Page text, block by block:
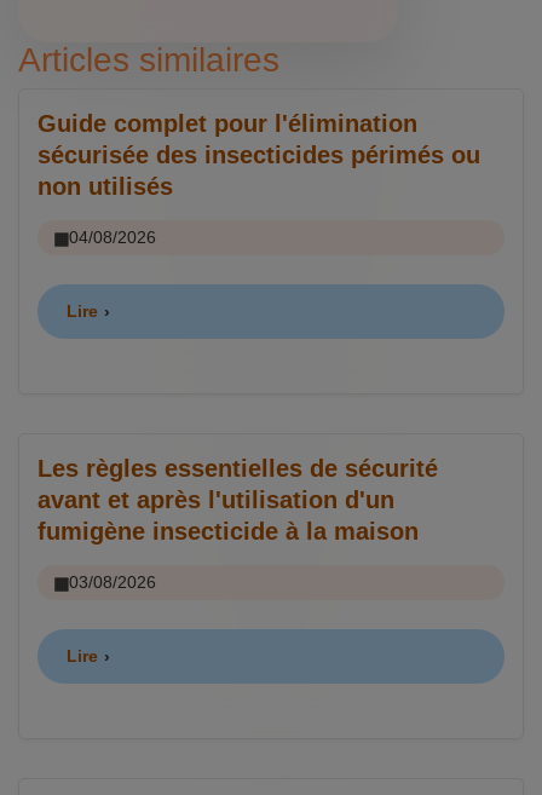
Articles similaires
Guide complet pour l'élimination
sécurisée des insecticides périmés ou
non utilisés
04/08/2026
Lire
Les règles essentielles de sécurité
avant et après l'utilisation d'un
fumigène insecticide à la maison
03/08/2026
Lire